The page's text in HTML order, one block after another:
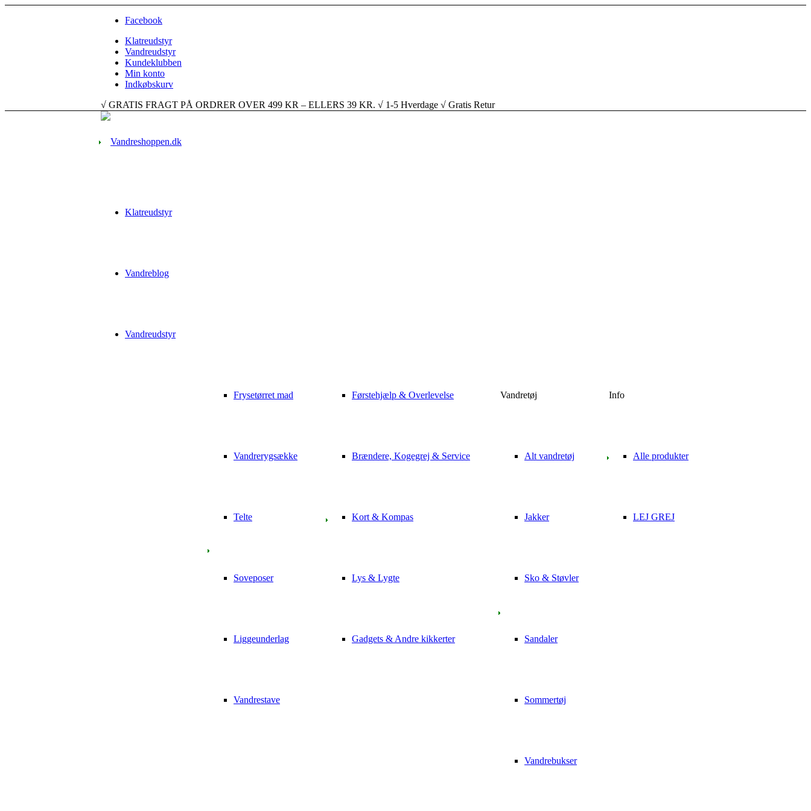
Facebook
Klatreudstyr
Vandreudstyr
Kundeklubben
Min konto
Indkøbskurv
√ GRATIS FRAGT PÅ ORDRER OVER 499 KR – ELLERS 39 KR. √ 1-5 Hverdage √ Gratis Retur
Klatreudstyr
Vandreblog
Vandreudstyr
Frysetørret mad
Vandrerygsække
Telte
Soveposer
Liggeunderlag
Vandrestave
Førstehjælp & Overlevelse
Brændere, Kogegrej & Service
Kort & Kompas
Lys & Lygte
Gadgets & Andre kikkerter
Vandretøj
Alt vandretøj
Jakker
Sko & Støvler
Sandaler
Sommertøj
Vandrebukser
Info
Alle produkter
LEJ GREJ